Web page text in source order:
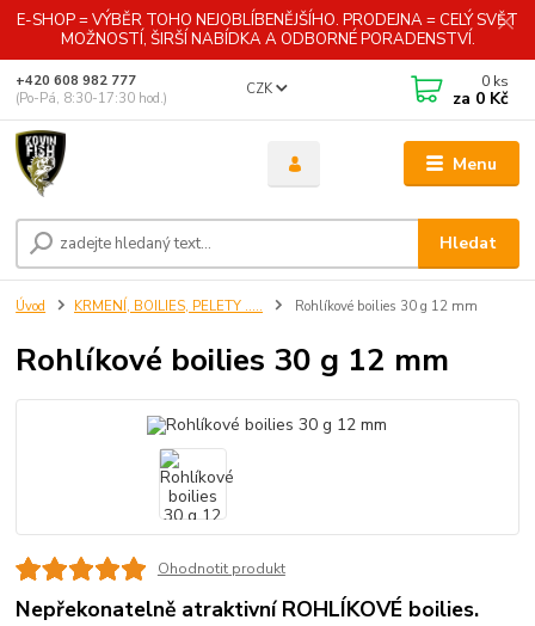
E-SHOP = VÝBĚR TOHO NEJOBLÍBENĚJŠÍHO. PRODEJNA = CELÝ SVĚT
MOŽNOSTÍ, ŠIRŠÍ NABÍDKA A ODBORNÉ PORADENSTVÍ.
Menu
CZK
Hledat
+420 608 982 777
(Po-Pá, 8:30-17:30 hod.)
0 ks
za 0 Kč
Úvod KRMENÍ, BOILIES, PELETY ..... Rohlíkové boilies 30 g 12 mm
Rohlíkové boilies 30 g 12 mm
Ohodnotit produkt
Nepřekonatelně atraktivní ROHLÍKOVÉ boilies.